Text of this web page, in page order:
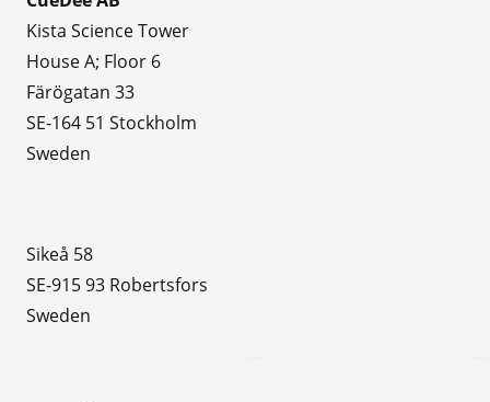
Kista Science Tower
House A; Floor 6
Färögatan 33
SE-164 51 Stockholm
Sweden
Sikeå 58
SE-915 93 Robertsfors
Sweden